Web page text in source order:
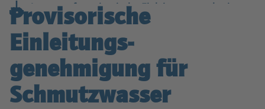
Antrag auf provisorische Einleitungsgenehmigung
für Grundwasser (PDF, 148.7 KB)
Provisorische
Einleitungs­­
genehmigung für
Schmutz­wasser